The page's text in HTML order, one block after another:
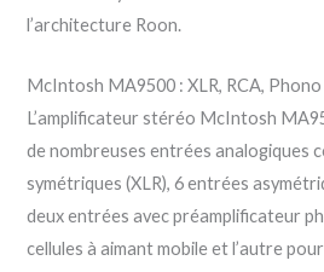
l’architecture Roon.
McIntosh MA9500 : XLR, RCA,
L’amplificateur stéréo McIntosh
de nombreuses entrées analogiques
symétriques (XLR), 6 entrées
deux entrées avec préamplificateur
cellules à aimant mobile et l’autre